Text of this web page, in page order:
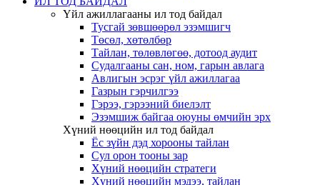
Үйл ажиллагааны ил тод байдал
Тусгай зөвшөөрөл эзэмшигч
Төсөл, хөтөлбөр
Тайлан, төлөвлөгөө, дотоод аудит
Судалгааны сан, ном, гарын авлага
Авлигын эсрэг үйл ажиллагаа
Газрын гэрчилгээ
Гэрээ, гэрээний биелэлт
Эзэмшиж байгаа оюуны өмчийн эрх
Хүний нөөцийн ил тод байдал
Ёс зүйн дэд хорооны тайлан
Сул орон тооны зар
Хүний нөөцийн стратеги
Хүний нөөцийн мэдээ, тайлан